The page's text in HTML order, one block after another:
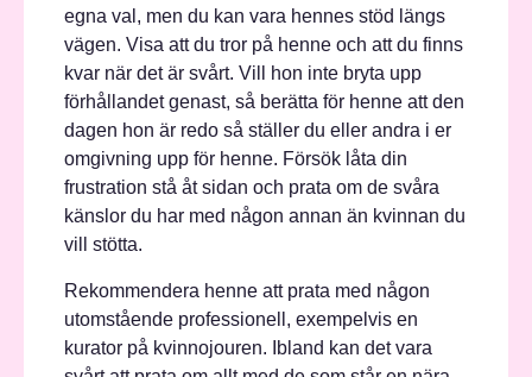
egna val, men du kan vara hennes stöd längs
vägen. Visa att du tror på henne och att du finns
kvar när det är svårt. Vill hon inte bryta upp
förhållandet genast, så berätta för henne att den
dagen hon är redo så ställer du eller andra i er
omgivning upp för henne. Försök låta din
frustration stå åt sidan och prata om de svåra
känslor du har med någon annan än kvinnan du
vill stötta.
Rekommendera henne att prata med någon
utomstående professionell, exempelvis en
kurator på kvinnojouren. Ibland kan det vara